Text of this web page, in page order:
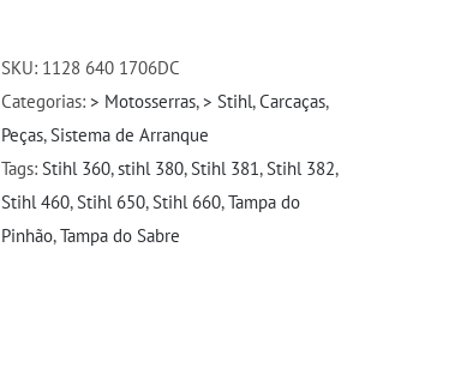
SKU: 1128 640 1706DC
Categorias:> Motosserras,> Stihl,Carcaças,
Peças,Sistema de Arranque
Tags:Stihl 360, stihl 380,Stihl 381 ,Stihl 382,
Stihl 460,Stihl 650,Stihl 660,Tampa do
Pinhão,Tampa do Sabre